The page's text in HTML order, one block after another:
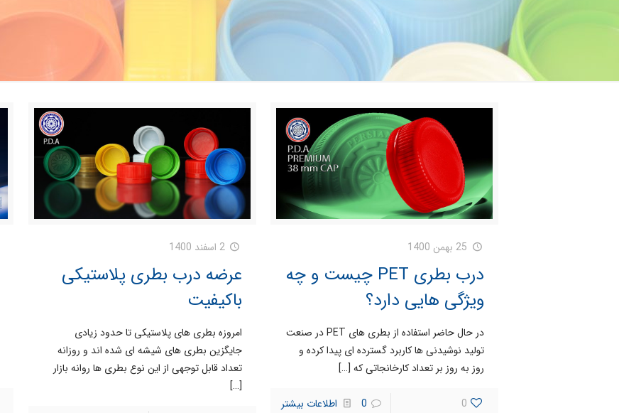
25 بهمن 1400
درب بطری PET چیست و چه
ویژگی هایی دارد؟
در حال حاضر استفاده از بطری های PET در صنعت
تولید نوشیدنی ها کاربرد گسترده ای پیدا کرده و
روز به روز بر تعداد کارخانجاتی که […]
0
0 اطلاعات بیشتر
2 اسفند 1400
عرضه درب بطری پلاستیکی
باکیفیت
امروزه بطری های پلاستیکی تا حدود زیادی
جایگزین بطری های شیشه ای شده اند و روزانه
تعداد قابل توجهی از این نوع بطری ها روانه بازار
[…]